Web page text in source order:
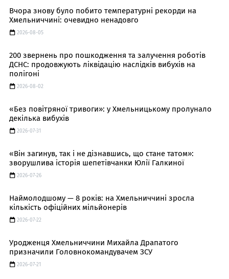
Вчора знову було побито температурні рекорди на
Хмельниччині: очевидно ненадовго
2026-08-05
200 звернень про пошкодження та залучення роботів
ДСНС: продовжують ліквідацію наслідків вибухів на
полігоні
2026-08-02
«Без повітряної тривоги»: у Хмельницькому пролунало
декілька вибухів
2026-07-31
«Він загинув, так і не дізнавшись, що стане татом»:
зворушлива історія шепетівчанки Юлії Галкиної
2026-07-26
Наймолодшому — 8 років: на Хмельниччині зросла
кількість офіційних мільйонерів
2026-07-22
Уродженця Хмельниччини Михайла Драпатого
призначили Головнокомандувачем ЗСУ
2026-07-21